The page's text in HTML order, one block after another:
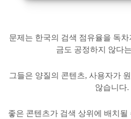
문제는 한국의 검색 점유율을 독
금도 공정하지 않다
그들은 양질의 콘텐츠, 사용자가
않습니다.
좋은 콘텐츠가 검색 상위에 배치될